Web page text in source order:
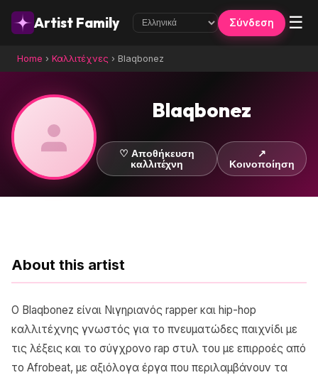
Artist Family Σύνδεση ☰
Home › Καλλιτέχνες › Blaqbonez
Blaqbonez
♡ Αποθήκευση
καλλιτέχνη
↗
Κοινοποίηση
About this artist
Ο Blaqbonez είναι Νιγηριανός rapper και hip-hop
καλλιτέχνης γνωστός για το πνευματώδες παιχνίδι με
τις λέξεις και το σύγχρονο rap στυλ του με επιρροές από
το Afrobeat, με αξιόλογα έργα που περιλαμβάνουν τα